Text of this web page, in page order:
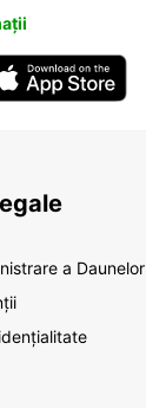
a Daunelor